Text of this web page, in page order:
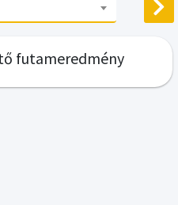
futameredmény